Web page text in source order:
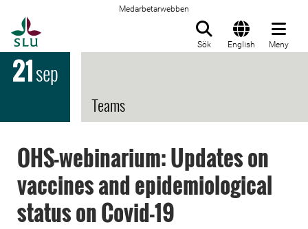
Medarbetarwebben
Sök English Meny
21sep
Teams
OHS-webinarium: Updates on
vaccines and epidemiological
status on Covid-19